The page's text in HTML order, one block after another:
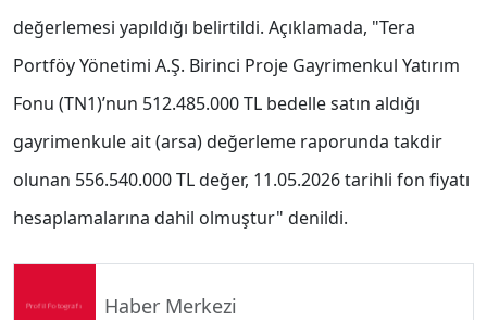
değerlemesi yapıldığı belirtildi. Açıklamada, "Tera
Portföy Yönetimi A.Ş. Birinci Proje Gayrimenkul Yatırım
Fonu (TN1)’nun 512.485.000 TL bedelle satın aldığı
gayrimenkule ait (arsa) değerleme raporunda takdir
olunan 556.540.000 TL değer, 11.05.2026 tarihli fon fiyatı
hesaplamalarına dahil olmuştur" denildi.
Haber Merkezi